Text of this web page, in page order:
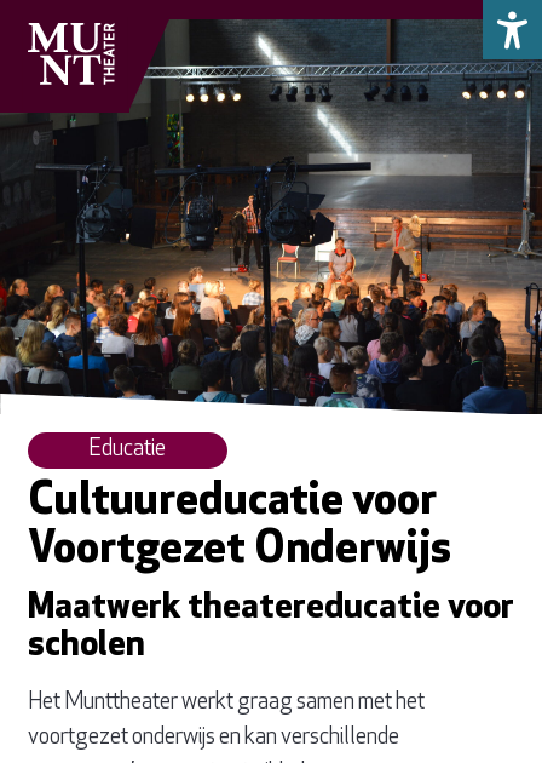
Educatie
Cultuureducatie voor
Voortgezet Onderwijs
Maatwerk theatereducatie voor
scholen
Het Munttheater werkt graag samen met het
voortgezet onderwijs en kan verschillende